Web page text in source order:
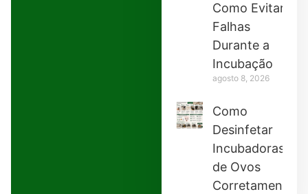
Como Evitar
Falhas
Durante a
Incubação
agosto 8, 2026
Como
Desinfetar
Incubadoras
de Ovos
Corretamente